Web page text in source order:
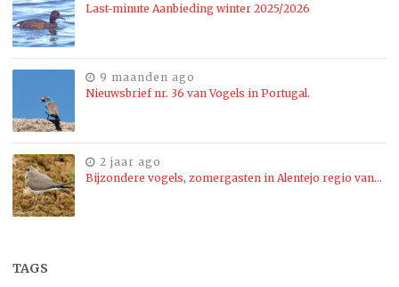
Last-minute Aanbieding winter 2025/2026
9 maanden ago
Nieuwsbrief nr. 36 van Vogels in Portugal.
2 jaar ago
Bijzondere vogels, zomergasten in Alentejo regio van…
TAGS